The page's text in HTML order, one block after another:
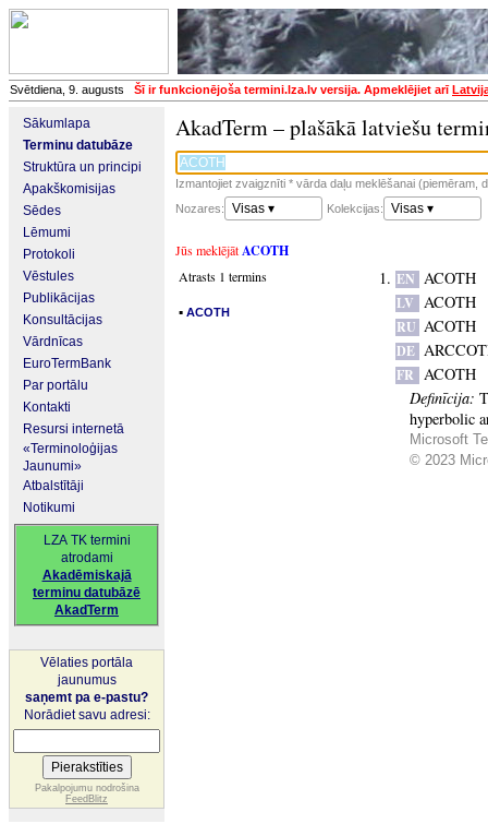
Svētdiena, 9. augusts Šī ir funkcionējoša termini.lza.lv versija. Apmeklējiet arī
Sākumlapa
Terminu datubāze
Struktūra un principi
Apakškomisijas
Sēdes
Lēmumi
Protokoli
Vēstules
Publikācijas
Konsultācijas
Vārdnīcas
EuroTermBank
Par portālu
Kontakti
Resursi internetā
«Terminoloģijas
Jaunumi»
Atbalstītāji
Notikumi
LZA TK termini
atrodami
Akadēmiskajā
terminu datubāzē
AkadTerm
Vēlaties portāla
jaunumus
saņemt pa e-pastu?
Norādiet savu adresi:
Pakalpojumu nodrošina
FeedBlitz
AkadTerm – plašākā latviešu
Izmantojiet zvaigznīti * vārda daļu meklēšanai (piemēram,
Nozares:
Visas ▾ Kolekcijas: Visas ▾
Jūs meklējātACOTH
Atrasts 1 termins
▪ ACOTH
EN ACOTH
LV ACOTH
RU ACOTH
DE
FR ACOTH
Definīcija:
hyperbolic
Microsoft
© 2023